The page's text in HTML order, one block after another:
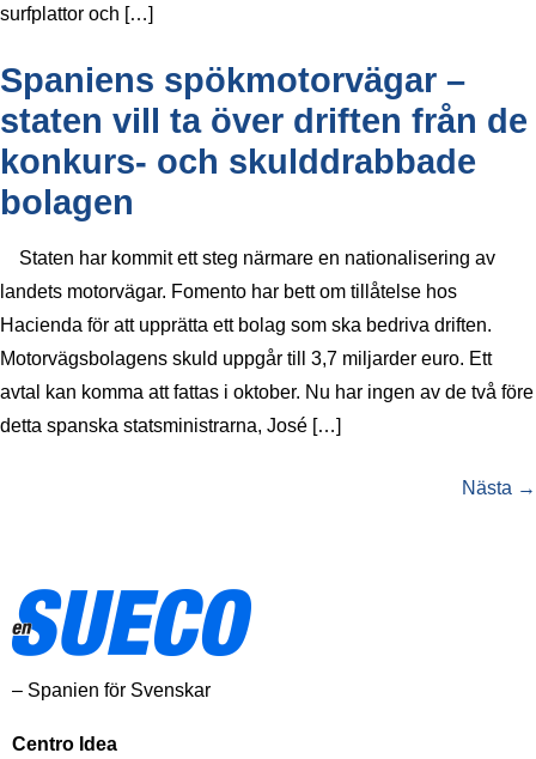
surfplattor och […]
Spaniens spökmotorvägar –
staten vill ta över driften från de
konkurs- och skulddrabbade
bolagen
Staten har kommit ett steg närmare en nationalisering av
landets motorvägar. Fomento har bett om tillåtelse hos
Hacienda för att upprätta ett bolag som ska bedriva driften.
Motorvägsbolagens skuld uppgår till 3,7 miljarder euro. Ett
avtal kan komma att fattas i oktober. Nu har ingen av de två före
detta spanska statsministrarna, José […]
Nästa →
– Spanien för Svenskar
Centro Idea